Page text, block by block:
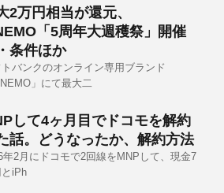
2万円相当が還元、
「5周年大週穫祭」開催
条件ほか
トバンクのオンライン専用ブランド
」にて最大二
して4ヶ月目でドコモを解約
話。どうなったか、解約方法
年2月にドコモで2回線をMNPして、現金7
iPh